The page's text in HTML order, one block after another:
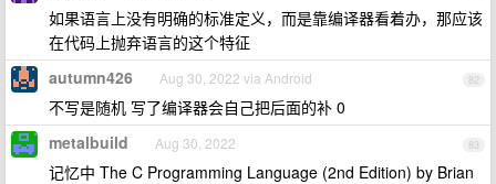
如果语言上没有明确的标准定义，而是靠编译器看着办，那应该
在代码上抛弃语言的这个特征
82
autumn426 Aug 30, 2022 via Android
不写是随机 写了编译器会自己把后面的补 0
83
metalbuild Aug 30, 2022
记忆中 The C Programming Language (2nd Edition) by Brian